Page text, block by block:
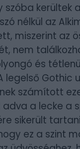
szóba kerültek
nélkül az
miszerint az
nem
és
legelső Gothic
számított
a lecke a
sikerült
ez a szint